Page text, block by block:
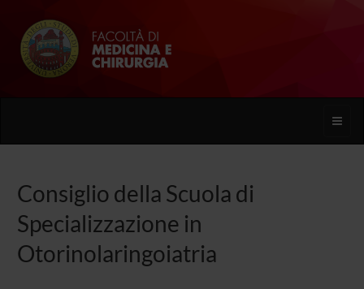
Toggle
Consiglio della Scuola di
Specializzazione in
Otorinolaringoiatria